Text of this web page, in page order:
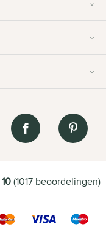
10(1017 beoordelingen)